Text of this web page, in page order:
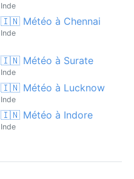
Inde
🇮🇳 Météo à Chennai
Inde
🇮🇳 Météo à Surate
Inde
🇮🇳 Météo à Lucknow
Inde
🇮🇳 Météo à Indore
Inde